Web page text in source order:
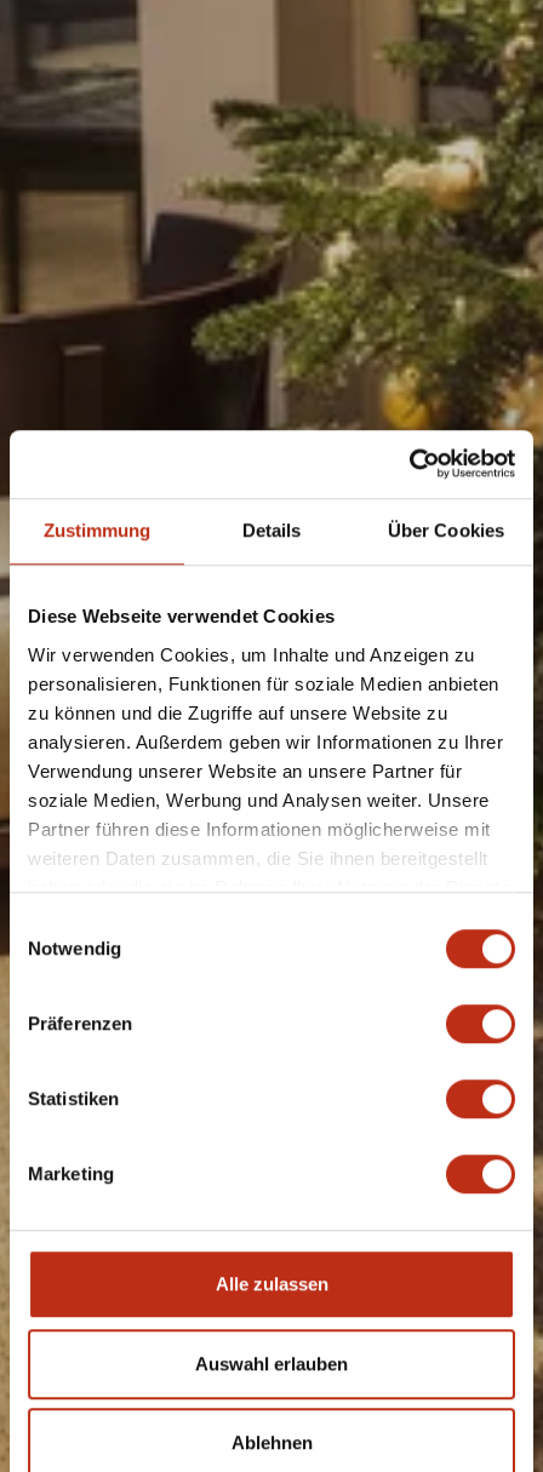
Zustimmung Details Über Cookies
Diese Webseite verwendet Cookies
Wir verwenden Cookies, um Inhalte und Anzeigen zu
personalisieren, Funktionen für soziale Medien anbieten
zu können und die Zugriffe auf unsere Website zu
analysieren. Außerdem geben wir Informationen zu Ihrer
Verwendung unserer Website an unsere Partner für
soziale Medien, Werbung und Analysen weiter. Unsere
Partner führen diese Informationen möglicherweise mit
weiteren Daten zusammen, die Sie ihnen bereitgestellt
haben oder die sie im Rahmen Ihrer Nutzung der Dienste
Notwendig
Präferenzen
Statistiken
Marketing
Alle zulassen
Auswahl erlauben
Ablehnen
HIER ENTSPANNT
MAN GERNE